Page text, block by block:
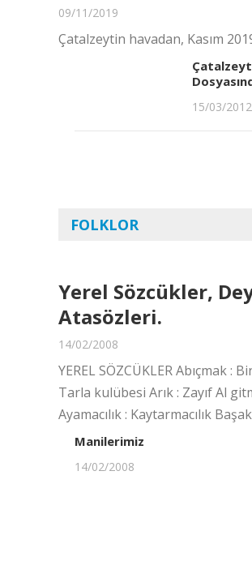
09/11/2019
Çatalzeytin havadan, Kasım
15/03/2012
FOLKLOR
Yerel Sözcükler,
Atasözleri.
14/02/2008
YEREL SÖZCÜKLER Abıçmak :
Tarla kulübesi Arık : Zayıf Al
Ayamacılık : Kaytarmacılık Başak
Manilerimiz
14/02/2008